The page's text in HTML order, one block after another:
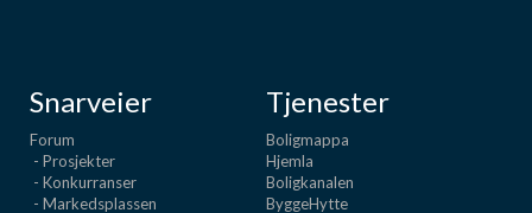
Snarveier
Forum
- Prosjekter
- Konkurranser
- Markedsplassen
Tjenester
Boligmappa
Hjemla
Boligkanalen
ByggeHytte